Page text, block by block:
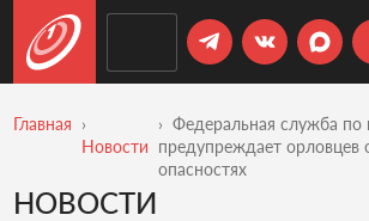
Главная
Новости
Федеральная служба по
предупреждает орловцев
опасностях
НОВОСТИ